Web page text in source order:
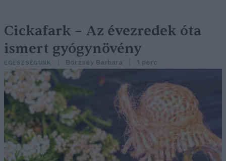
Cickafark – Az évezredek óta
ismert gyógynövény
EGÉSZSÉGÜNK Börzsey Barbara 1 perc